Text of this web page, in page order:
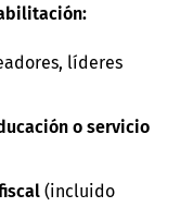
líderes
o servicio
(incluido